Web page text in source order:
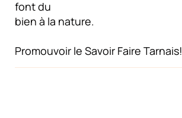
font du
bien à la nature.
Promouvoir le Savoir Faire Tarnais!